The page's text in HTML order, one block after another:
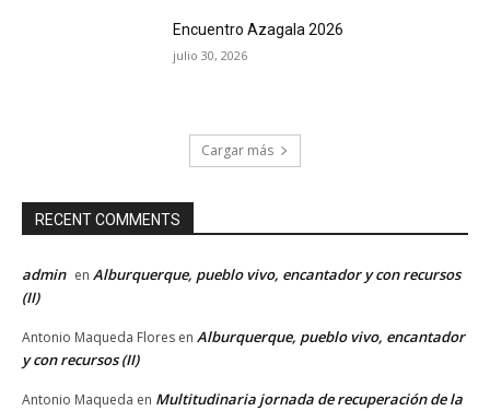
Encuentro Azagala 2026
julio 30, 2026
Cargar más
RECENT COMMENTS
admin en Alburquerque, pueblo vivo, encantador y con recursos
(II)
Antonio Maqueda Flores en Alburquerque, pueblo vivo, encantador
y con recursos (II)
Antonio Maqueda en Multitudinaria jornada de recuperación de la